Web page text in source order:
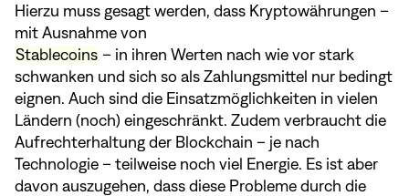
Hierzu muss gesagt werden, dass Kryptowährungen –
mit Ausnahme von
Stablecoins – in ihren Werten nach wie vor stark
schwanken und sich so als Zahlungsmittel nur bedingt
eignen. Auch sind die Einsatzmöglichkeiten in vielen
Ländern (noch) eingeschränkt. Zudem verbraucht die
Aufrechterhaltung der Blockchain – je nach
Technologie – teilweise noch viel Energie. Es ist aber
davon auszugehen, dass diese Probleme durch die